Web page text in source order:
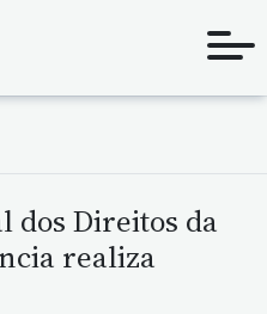
dos Direitos da
realiza